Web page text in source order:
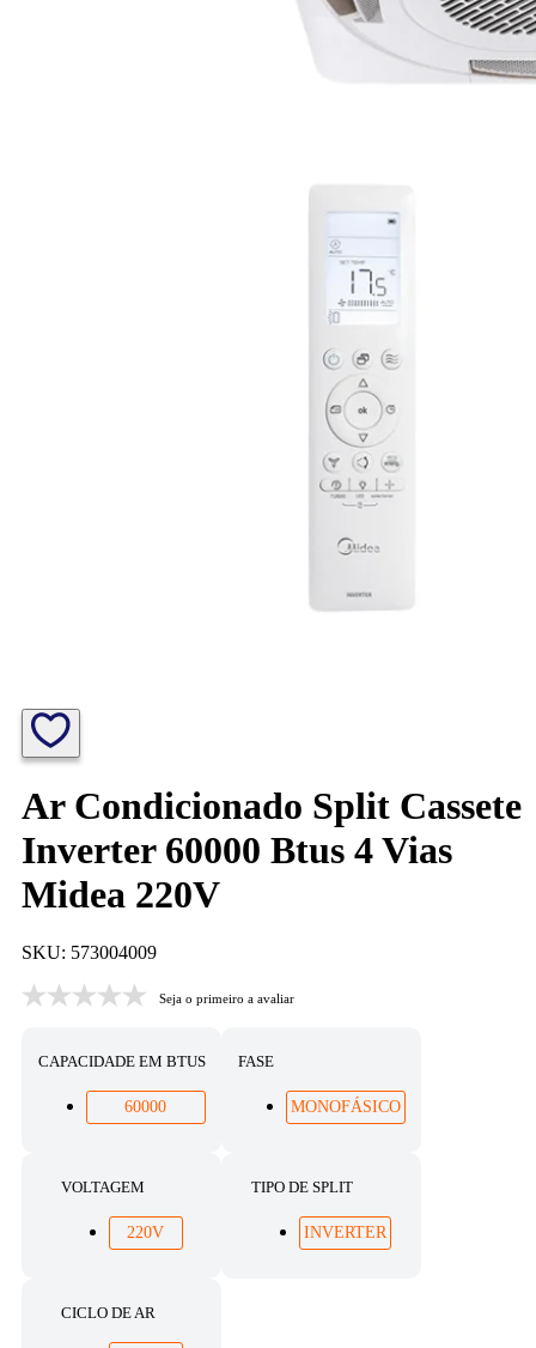
Ar Condicionado Split Cassete
Inverter 60000 Btus 4 Vias
Midea 220V
SKU: 573004009
Seja o primeiro a avaliar
CAPACIDADE EM BTUS
60000
FASE
MONOFÁSICO
VOLTAGEM
220V
TIPO DE SPLIT
INVERTER
CICLO DE AR